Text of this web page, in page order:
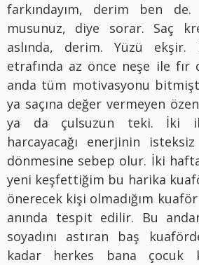
farkındayım, derim ben de.
musunuz, diye sorar. Saç
aslında, derim. Yüzü ekşir.
etrafında az önce neşe ile fır
anda tüm motivasyonu
ya saçına değer vermeyen
ya da çulsuzun teki. İki
harcayacağı enerjinin
dönmesine sebep olur. İki
yeni keşfettiğim bu harika
önerecek kişi olmadığım
anında tespit edilir. Bu
soyadını astıran baş
kadar herkes bana çocuk